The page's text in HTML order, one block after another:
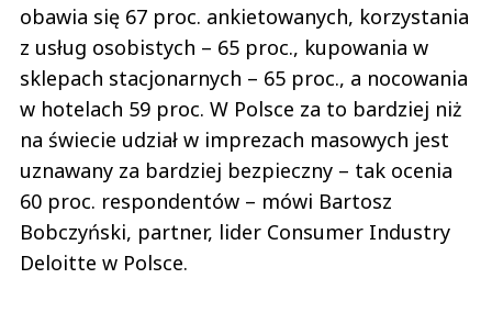
obawia się 67 proc. ankietowanych, korzystania
z usług osobistych – 65 proc., kupowania w
sklepach stacjonarnych – 65 proc., a nocowania
w hotelach 59 proc. W Polsce za to bardziej niż
na świecie udział w imprezach masowych jest
uznawany za bardziej bezpieczny – tak ocenia
60 proc. respondentów – mówi Bartosz
Bobczyński, partner, lider Consumer Industry
Deloitte w Polsce.